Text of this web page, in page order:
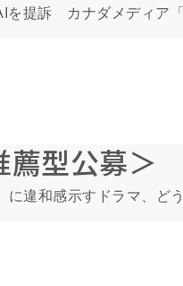
を提訴 カナダメディア「
型公募＞
に違和感示すドラマ、